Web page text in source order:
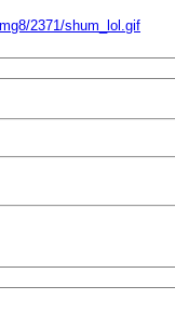
2371/shum_lol.gif